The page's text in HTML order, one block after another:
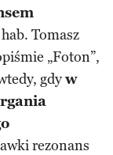
Tomasz
„Foton”,
gdyw
rezonans